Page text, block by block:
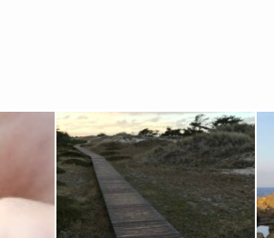
Fischland
12. FEBRUAR 2019